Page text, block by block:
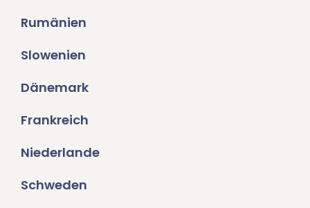
Rumänien
Slowenien
Dänemark
Frankreich
Niederlande
Schweden